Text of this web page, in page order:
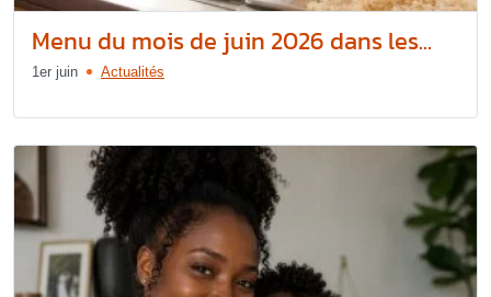
Menu du mois de juin 2026 dans les...
1er juin Actualités